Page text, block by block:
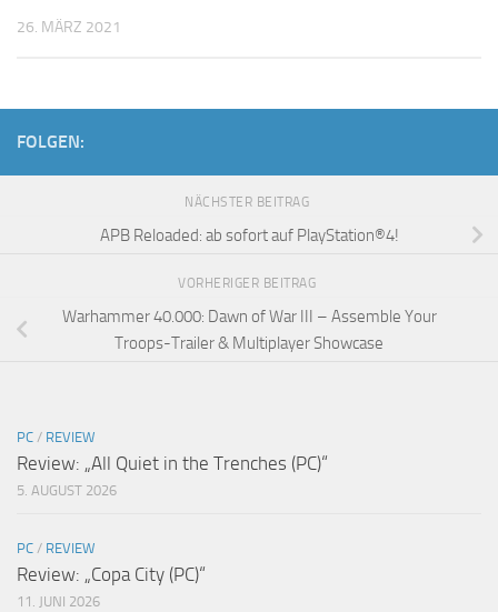
26. MÄRZ 2021
FOLGEN:
NÄCHSTER BEITRAG
APB Reloaded: ab sofort auf PlayStation®4!
VORHERIGER BEITRAG
Warhammer 40.000: Dawn of War III – Assemble Your
Troops-Trailer & Multiplayer Showcase
PC / REVIEW
Review: „All Quiet in the Trenches (PC)“
5. AUGUST 2026
PC / REVIEW
Review: „Copa City (PC)“
11. JUNI 2026